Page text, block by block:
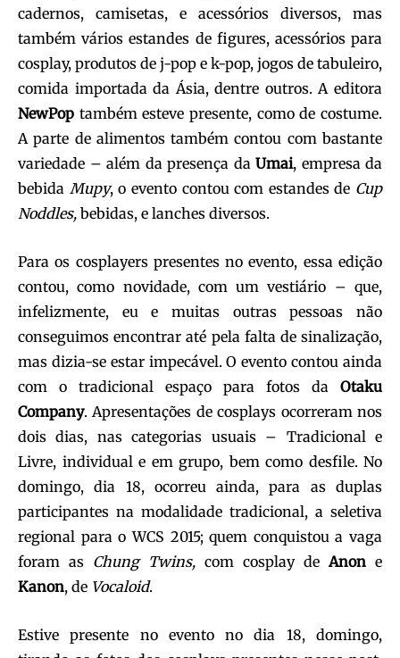
cadernos, camisetas, e acessórios diversos, mas
também vários estandes de figures, acessórios para
cosplay, produtos de j-pop e k-pop, jogos de tabuleiro,
comida importada da Ásia, dentre outros. A editora
NewPop também esteve presente, como de costume.
A parte de alimentos também contou com bastante
variedade – além da presença da Umai, empresa da
bebida Mupy, o evento contou com estandes de Cup
Noddles, bebidas, e lanches diversos.
Para os cosplayers presentes no evento, essa edição
contou, como novidade, com um vestiário – que,
infelizmente, eu e muitas outras pessoas não
conseguimos encontrar até pela falta de sinalização,
mas dizia-se estar impecável. O evento contou ainda
com o tradicional espaço para fotos da Otaku
Company. Apresentações de cosplays ocorreram nos
dois dias, nas categorias usuais – Tradicional e
Livre, individual e em grupo, bem como desfile. No
domingo, dia 18, ocorreu ainda, para as duplas
participantes na modalidade tradicional, a seletiva
regional para o WCS 2015; quem conquistou a vaga
foram as Chung Twins, com cosplay deAnon e
Kanon, de Vocaloid.
Estive presente no evento no dia 18, domingo,